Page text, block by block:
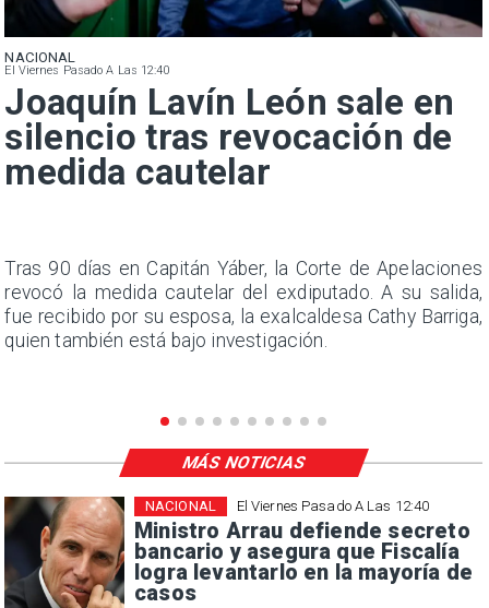
NACIONAL
El Viernes Pasado A Las 12:40
Joaquín Lavín León sale en
silencio tras revocación de
medida cautelar
Tras 90 días en Capitán Yáber, la Corte de Apelaciones
revocó la medida cautelar del exdiputado. A su salida,
fue recibido por su esposa, la exalcaldesa Cathy Barriga,
quien también está bajo investigación.
El Viernes Pasado A Las 12:40
Ministro Arrau defiende secreto
bancario y asegura que Fiscalía
logra levantarlo en la mayoría de
casos
NACIONAL
MÁS NOTICIAS